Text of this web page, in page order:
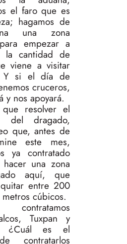
el faro que es
hagamos de
una zona
empezar a
cantidad de
viene a visitar
Y si el día de
cruceros,
y nos apoyará.
que resolver el
del dragado,
que, antes de
este mes,
ya contratado
una zona
aquí, que
entre 200
cúbicos.
Tuxpan y
¿Cuál es el
contratarlos